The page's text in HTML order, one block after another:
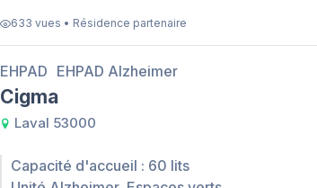
633 vues • Résidence partenaire
EHPAD EHPAD Alzheimer
Cigma
Laval 53000
Capacité d'accueil : 60 lits